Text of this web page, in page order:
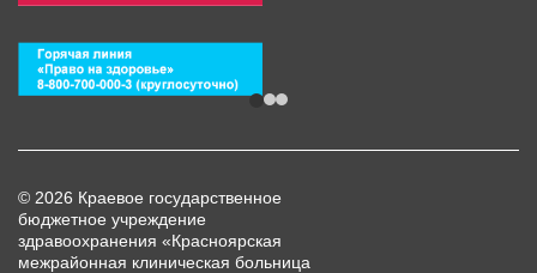
© 2026 Краевое государственное
бюджетное учреждение
здравоохранения «Красноярская
межрайонная клиническая больница